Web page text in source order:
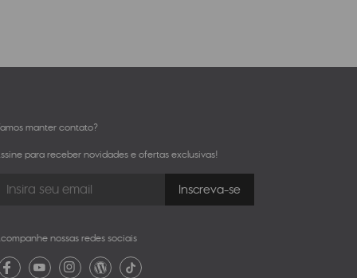
manter contato?
para receber novidades e ofertas exclusivas!
nossas redes sociais